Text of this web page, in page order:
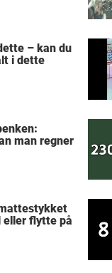
– kan du
i dette
man regner
eller flytte på